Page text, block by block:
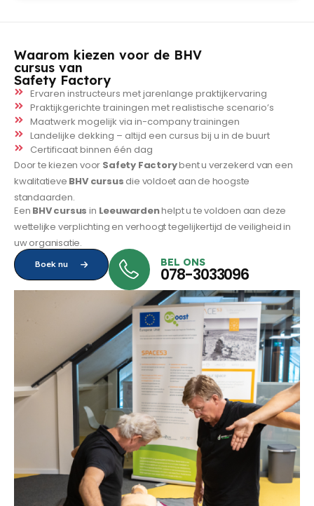
Waarom kiezen voor de BHV
cursus van
Safety Factory
Ervaren instructeurs met jarenlange praktijkervaring
Praktijkgerichte trainingen met realistische scenario’s
Maatwerk mogelijk via in-company trainingen
Landelijke dekking – altijd een cursus bij u in de buurt
Certificaat binnen één dag
Door te kiezen voor Safety Factorybent u verzekerd van een
kwalitatieve BHV cursus die voldoet aan de hoogste
standaarden.
Een BHV cursus in Leeuwardenhelpt u te voldoen aan deze
wettelijke verplichting en verhoogt tegelijkertijd de veiligheid in
uw organisatie.
Boek nu BEL ONS
078-3033096